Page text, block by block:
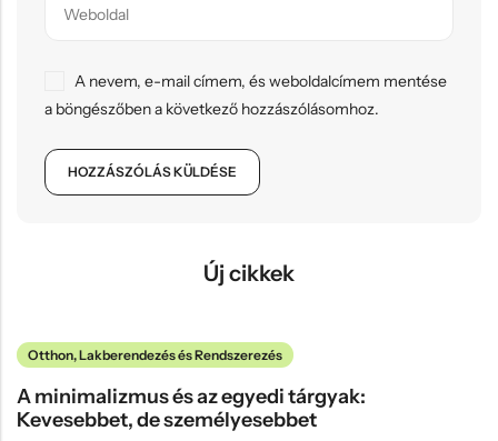
A nevem, e-mail címem, és weboldalcímem mentése
a böngészőben a következő hozzászólásomhoz.
Új cikkek
Otthon, Lakberendezés és Rendszerezés
A minimalizmus és az egyedi tárgyak:
Kevesebbet, de személyesebbet